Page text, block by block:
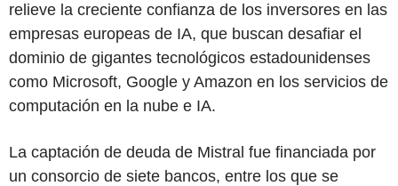
relieve la creciente confianza de los inversores en las
empresas europeas de IA, que buscan desafiar el
dominio de gigantes tecnológicos estadounidenses
como Microsoft, Google y Amazon en los servicios de
computación en la nube e IA.
La captación de deuda de Mistral fue financiada por
un consorcio de siete bancos, entre los que se